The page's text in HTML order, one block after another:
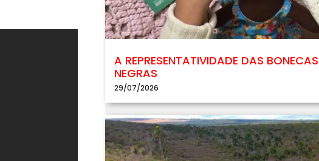
A REPRESENTATIVIDADE DAS BONECAS
NEGRAS
29/07/2026